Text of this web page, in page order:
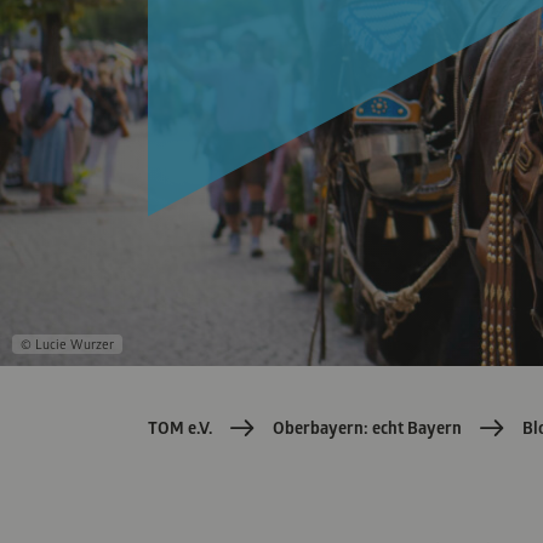
© Lucie Wurzer
TOM e.V. Oberbayern: echt Bayern